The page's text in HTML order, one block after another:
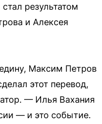
результатом
и Алексея
Максим Петров
этот перевод,
— Илья Вахания
— и это событие.